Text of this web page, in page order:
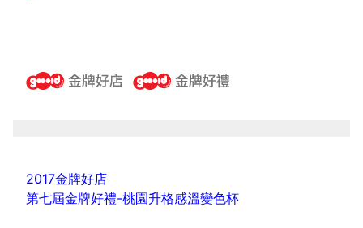
2017金牌好店
第七屆金牌好禮-桃園升格感溫變色杯